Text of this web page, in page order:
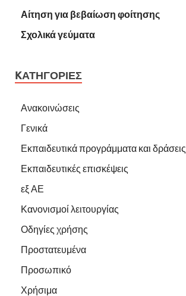
Αίτηση για βεβαίωση φοίτησης
Σχολικά γεύματα
KΑΤΗΓΟΡΊΕΣ
Ανακοινώσεις
Γενικά
Εκπαιδευτικά προγράμματα και δράσεις
Εκπαιδευτικές επισκέψεις
εξ ΑΕ
Κανονισμοί λειτουργίας
Οδηγίες χρήσης
Προστατευμένα
Προσωπικό
Χρήσιμα